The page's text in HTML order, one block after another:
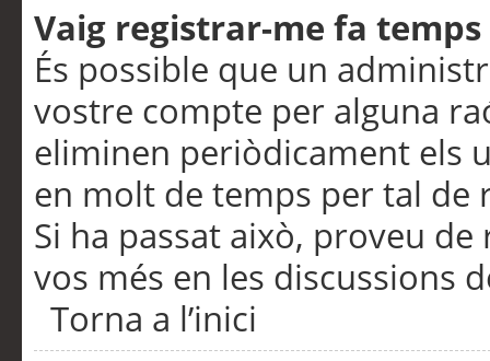
Vaig registrar-me fa
És possible que un
vostre compte per alguna
eliminen periòdicament els
en molt de temps per tal de
Si ha passat això, proveu
vos més en les discussions
Torna a l’inici